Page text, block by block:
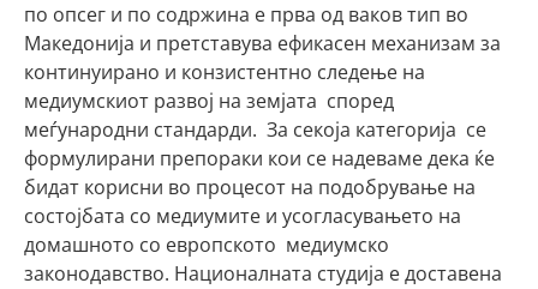
по опсег и по содржина е прва од ваков тип во
Македонија и претставува ефикасен механизам за
континуирано и конзистентно следење на
медиумскиот развој на земјата според
меѓународни стандарди. За секоја категорија се
формулирани препораки кои се надеваме дека ќе
бидат корисни во процесот на подобрување на
состојбата со медиумите и усогласувањето на
домашното со европското медиумско
законодавство. Националната студија е доставена